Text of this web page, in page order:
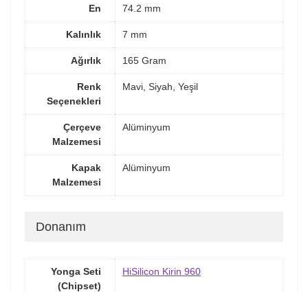
En 74.2 mm
Kalınlık 7 mm
Ağırlık 165 Gram
Renk
Seçenekleri
Mavi, Siyah, Yeşil
Çerçeve
Malzemesi
Alüminyum
Kapak
Malzemesi
Alüminyum
Donanım
Yonga Seti
(Chipset)
HiSilicon Kirin 960